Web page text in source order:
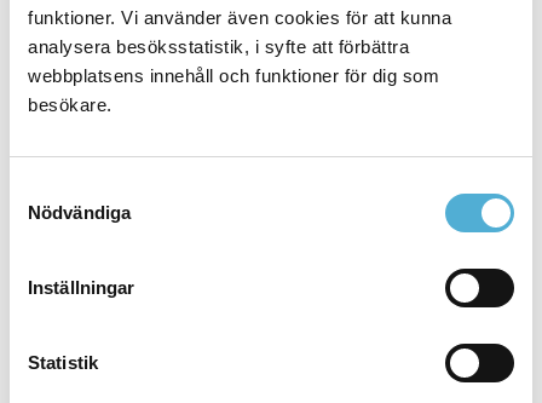
funktioner. Vi använder även cookies för att kunna
analysera besöksstatistik, i syfte att förbättra
webbplatsens innehåll och funktioner för dig som
besökare.
Nödvändiga
Inställningar
Statistik
PRISS
Säker Förlossningsvård
Säker Sepsisvård
Säker Suicidprevention
Säker Traumavård